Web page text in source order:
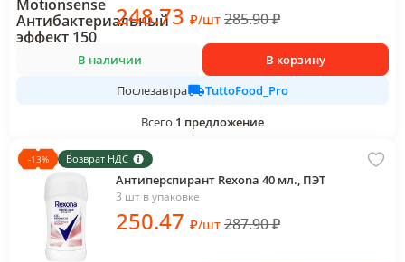
248.73 ₽/шт 285.90₽
В наличии
В корзину
Послезавтра
TuttoFood_Pro
Всего 1 предложение
-13% Возврат НДС
Антиперспирант Rexona 40 мл., ПЭТ
3 шт в упаковке
250.47 ₽/шт 287.90₽